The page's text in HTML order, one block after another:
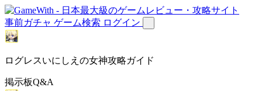
事前ガチャ ゲーム検索 ログイン
ログレスいにしえの女神攻略ガイド
掲示板Q&A